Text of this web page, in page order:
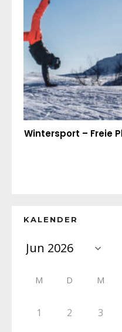
Wintersport – Freie
KALENDER
M D M
1 2 3